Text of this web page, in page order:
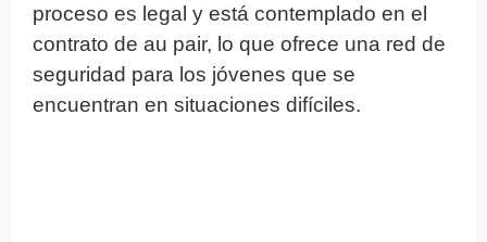
proceso es legal y está contemplado en el
contrato de au pair, lo que ofrece una red de
seguridad para los jóvenes que se
encuentran en situaciones difíciles.